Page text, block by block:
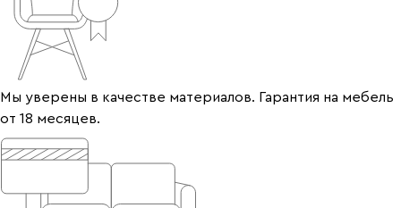
Мы уверены в качестве материалов. Гарантия на мебель
от 18 месяцев.